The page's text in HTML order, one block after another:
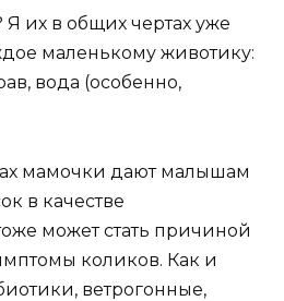
Я их в общих чертах уже
маленькому животику:
вода (особенно,
мамочки дают малышам
в качестве
может стать причиной
коликов. Как и
ветрогонные,